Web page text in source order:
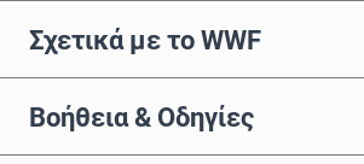
Σχετικά με το WWF
Βοήθεια & Οδηγίες